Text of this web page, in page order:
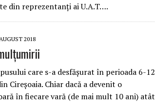
din reprezentanți ai U.A.T….
2018
care s-a desfășurat în perioada 6-12
Cireșoaia. Chiar dacă a devenit o
în fiecare vară (de mai mult 10 ani) atât